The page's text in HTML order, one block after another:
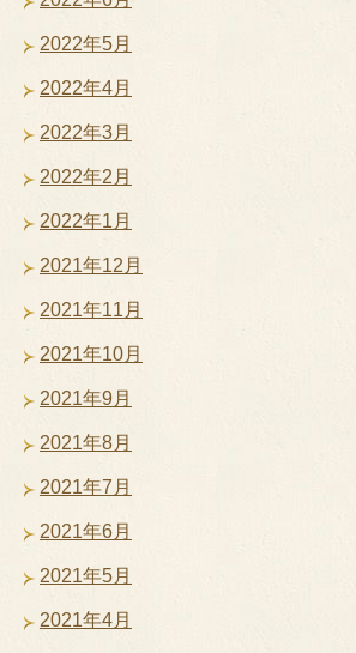
2022年5月
2022年4月
2022年3月
2022年2月
2022年1月
2021年12月
2021年11月
2021年10月
2021年9月
2021年8月
2021年7月
2021年6月
2021年5月
2021年4月